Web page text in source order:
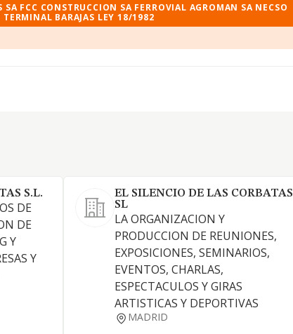
FCC CONSTRUCCION SA FERROVIAL AGROMAN SA NECSO
TERMINAL BARAJAS LEY 18/1982
S.L.
DE
DE
Y
Y
EL SILENCIO DE LAS CORBATAS
SL
LA ORGANIZACION Y
PRODUCCION DE REUNIONES,
EXPOSICIONES, SEMINARIOS,
EVENTOS, CHARLAS,
ESPECTACULOS Y GIRAS
ARTISTICAS Y DEPORTIVAS
MADRID